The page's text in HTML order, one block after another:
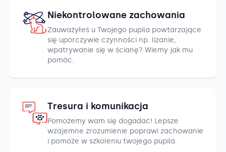
Niekontrolowane zachowania
Zauważyłeś u Twojego pupila powtarzające
się uporczywie czynności np. lizanie,
wpatrywanie się w ścianę? Wiemy jak mu
pomóc.
Tresura i komunikacja
Pomożemy wam się dogadać! Lepsze
wzajemne zrozumienie poprawi zachowanie
i pomoże w szkoleniu twojego pupila.